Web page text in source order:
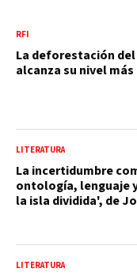
RFI
La deforestación
alcanza su nivel
LITERATURA
La incertidumbre
ontología, lenguaje
la isla dividida', de
LITERATURA